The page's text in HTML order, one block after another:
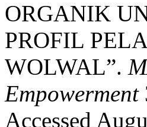
ORGANIK
PROFIL
WOLWAL”.
Empowerment
Accessed